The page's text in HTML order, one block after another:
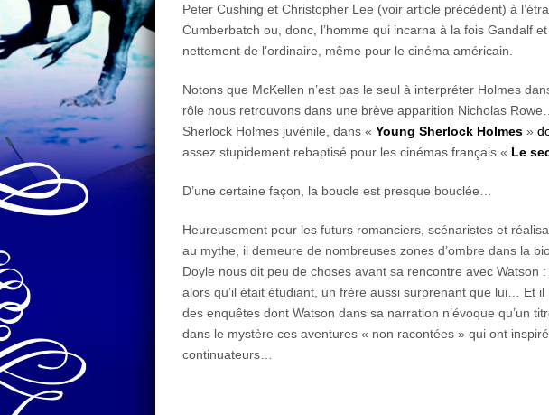
Peter Cushing et Christopher Lee (voir article précédent) à
Cumberbatch ou, donc, l’homme qui incarna à la fois Gandalf
nettement de l’ordinaire, même pour le cinéma américain.
Notons que McKellen n’est pas le seul à interpréter Holmes
rôle nous retrouvons dans une brève apparition Nicholas
Sherlock Holmes juvénile, dans « Young Sherlock Holmes »
assez stupidement rebaptisé pour les cinémas français « Le
D’une certaine façon, la boucle est presque bouclée…
Heureusement pour les futurs romanciers, scénaristes et
au mythe, il demeure de nombreuses zones d’ombre dans la
Doyle nous dit peu de choses avant sa rencontre avec Watson
alors qu’il était étudiant, un frère aussi surprenant que lui… Et
des enquêtes dont Watson dans sa narration n’évoque qu’un
dans le mystère ces aventures « non racontées » qui ont
continuateurs…